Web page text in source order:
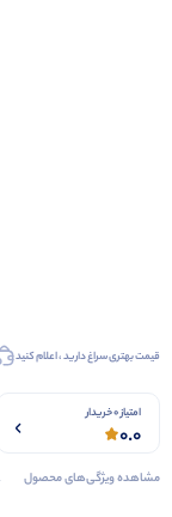
قیمت بهتری سراغ دارید ، اعلام کنید
امتیاز 0 خریدار
0.0
مشاهده ویژگی‌های محصول